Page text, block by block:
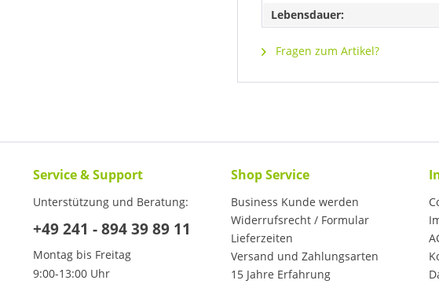
Lebensdauer:
Fragen zum Artikel?
Service & Support
Unterstützung und Beratung:
+49 241 - 894 39 89 11
Montag bis Freitag
9:00-13:00 Uhr
Shop Service
Business Kunde werden
Widerrufsrecht / Formular
Lieferzeiten
Versand und Zahlungsarten
15 Jahre Erfahrung